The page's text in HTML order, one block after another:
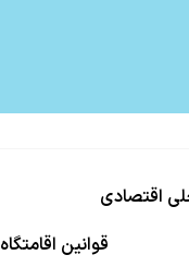
اقتصادی
قوانین اقامتگاه